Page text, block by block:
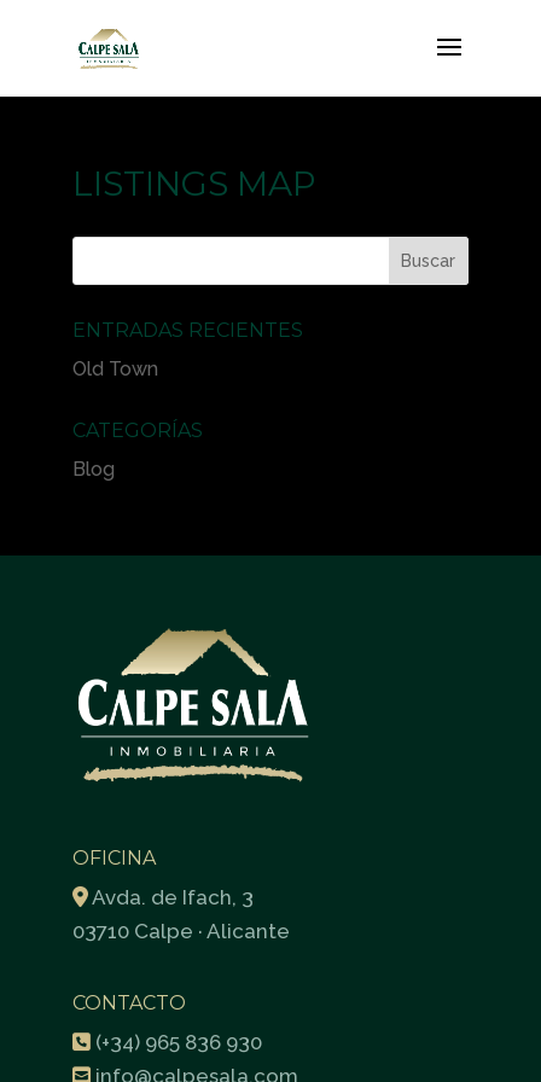
LISTINGS MAP
ENTRADAS RECIENTES
Old Town
CATEGORÍAS
Blog
OFICINA
Avda. de Ifach, 3
03710 Calpe · Alicante
CONTACTO
(+34) 965 836 930
info@calpesala.com